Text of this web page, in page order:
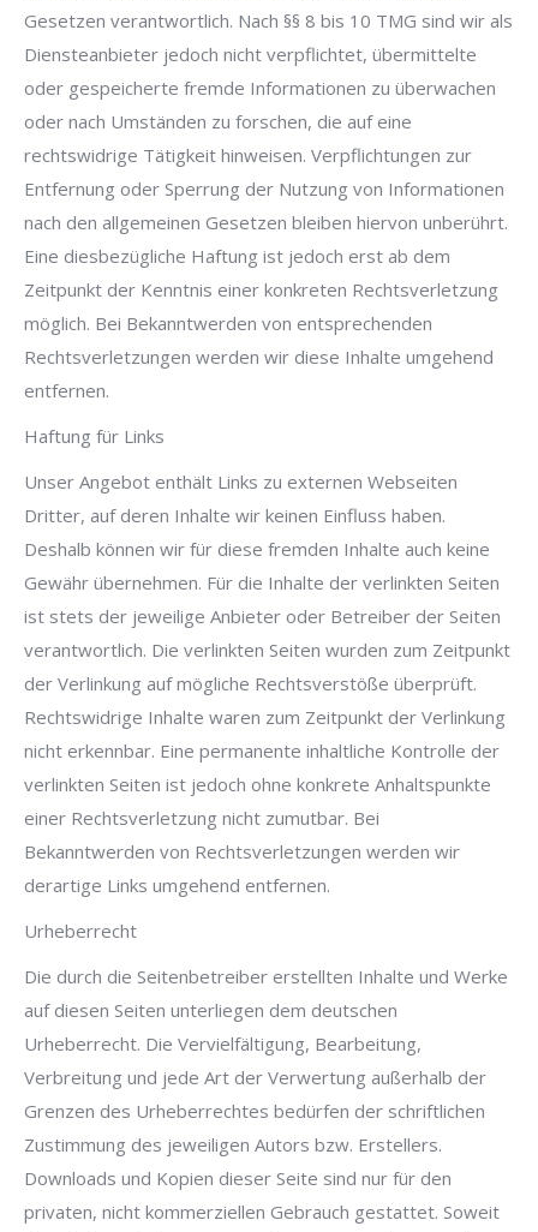
Gesetzen verantwortlich. Nach §§ 8 bis 10 TMG sind wir als
Diensteanbieter jedoch nicht verpflichtet, übermittelte
oder gespeicherte fremde Informationen zu überwachen
oder nach Umständen zu forschen, die auf eine
rechtswidrige Tätigkeit hinweisen. Verpflichtungen zur
Entfernung oder Sperrung der Nutzung von Informationen
nach den allgemeinen Gesetzen bleiben hiervon unberührt.
Eine diesbezügliche Haftung ist jedoch erst ab dem
Zeitpunkt der Kenntnis einer konkreten Rechtsverletzung
möglich. Bei Bekanntwerden von entsprechenden
Rechtsverletzungen werden wir diese Inhalte umgehend
entfernen.
Haftung für Links
Unser Angebot enthält Links zu externen Webseiten
Dritter, auf deren Inhalte wir keinen Einfluss haben.
Deshalb können wir für diese fremden Inhalte auch keine
Gewähr übernehmen. Für die Inhalte der verlinkten Seiten
ist stets der jeweilige Anbieter oder Betreiber der Seiten
verantwortlich. Die verlinkten Seiten wurden zum Zeitpunkt
der Verlinkung auf mögliche Rechtsverstöße überprüft.
Rechtswidrige Inhalte waren zum Zeitpunkt der Verlinkung
nicht erkennbar. Eine permanente inhaltliche Kontrolle der
verlinkten Seiten ist jedoch ohne konkrete Anhaltspunkte
einer Rechtsverletzung nicht zumutbar. Bei
Bekanntwerden von Rechtsverletzungen werden wir
derartige Links umgehend entfernen.
Urheberrecht
Die durch die Seitenbetreiber erstellten Inhalte und Werke
auf diesen Seiten unterliegen dem deutschen
Urheberrecht. Die Vervielfältigung, Bearbeitung,
Verbreitung und jede Art der Verwertung außerhalb der
Grenzen des Urheberrechtes bedürfen der schriftlichen
Zustimmung des jeweiligen Autors bzw. Erstellers.
Downloads und Kopien dieser Seite sind nur für den
privaten, nicht kommerziellen Gebrauch gestattet. Soweit